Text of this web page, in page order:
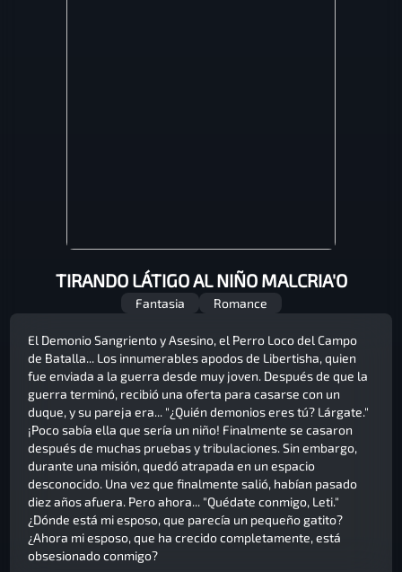
TIRANDO LÁTIGO AL NIÑO MALCRIA'O
Fantasia Romance
El Demonio Sangriento y Asesino, el Perro Loco del Campo
de Batalla... Los innumerables apodos de Libertisha, quien
fue enviada a la guerra desde muy joven. Después de que la
guerra terminó, recibió una oferta para casarse con un
duque, y su pareja era... "¿Quién demonios eres tú? Lárgate."
¡Poco sabía ella que sería un niño! Finalmente se casaron
después de muchas pruebas y tribulaciones. Sin embargo,
durante una misión, quedó atrapada en un espacio
desconocido. Una vez que finalmente salió, habían pasado
diez años afuera. Pero ahora... "Quédate conmigo, Leti."
¿Dónde está mi esposo, que parecía un pequeño gatito?
¿Ahora mi esposo, que ha crecido completamente, está
obsesionado conmigo?